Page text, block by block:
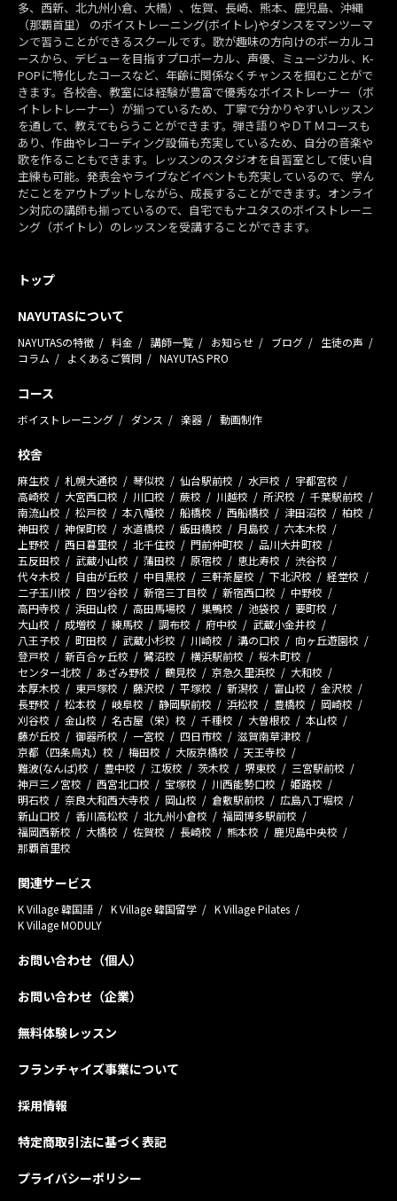
多、西新、北九州小倉、大橋）、佐賀、長崎、熊本、鹿児島、沖縄
（那覇首里） のボイストレーニング(ボイトレ)やダンスをマンツーマ
ンで習うことができるスクールです。歌が趣味の方向けのボーカルコ
ースから、デビューを目指すプロボーカル、声優、ミュージカル、K-
POPに特化したコースなど、年齢に関係なくチャンスを掴むことがで
きます。各校舎、教室には経験が豊富で優秀なボイストレーナー（ボ
イトレトレーナー）が揃っているため、丁寧で分かりやすいレッスン
を通して、教えてもらうことができます。弾き語りやＤＴＭコースも
あり、作曲やレコーディング設備も充実しているため、自分の音楽や
歌を作ることもできます。レッスンのスタジオを自習室として使い自
主練も可能。発表会やライブなどイベントも充実しているので、学ん
だことをアウトプットしながら、成長することができます。オンライ
ン対応の講師も揃っているので、自宅でもナユタスのボイストレーニ
ング（ボイトレ）のレッスンを受講することができます。
トップ
NAYUTASについて
NAYUTASの特徴 料金 講師一覧 お知らせ ブログ
生徒の声
コラム
よくあるご質問 NAYUTAS PRO
コース
ボイストレーニング ダンス 楽器 動画制作
校舎
麻生校 札幌大通校 琴似校 仙台駅前校 水戸校
宇都宮校
高崎校
大宮西口校 川口校 蕨校 川越校 所沢校
千葉駅前校
南流山校
松戸校 本八幡校 船橋校 西船橋校 津田沼校
柏校
神田校
神保町校 水道橋校 飯田橋校 月島校
六本木校
上野校
西日暮里校 北千住校 門前仲町校
品川大井町校
五反田校
武蔵小山校 蒲田校 原宿校 恵比寿校
渋谷校
代々木校
自由が丘校 中目黒校 三軒茶屋校 下北沢校
経堂校
二子玉川校
四ツ谷校 新宿三丁目校 新宿西口校
中野校
高円寺校
浜田山校 高田馬場校 巣鴨校 池袋校
要町校
大山校
成増校 練馬校 調布校 府中校
武蔵小金井校
八王子校
町田校 武蔵小杉校 川崎校 溝の口校
向ヶ丘遊園校
登戸校
新百合ヶ丘校 鷺沼校 横浜駅前校
桜木町校
センター北校
あざみ野校 鶴見校 京急久里浜校
大和校
本厚木校
東戸塚校 藤沢校 平塚校 新潟校 富山校
金沢校
長野校
松本校 岐阜校 静岡駅前校 浜松校 豊橋校
岡崎校
刈谷校
金山校 名古屋（栄）校 千種校 大曽根校
本山校
藤が丘校
御器所校 一宮校 四日市校
滋賀南草津校
京都（四条烏丸）校
梅田校 大阪京橋校
天王寺校
難波(なんば)校
豊中校 江坂校 茨木校 堺東校
三宮駅前校
神戸三ノ宮校
西宮北口校 宝塚校 川西能勢口校
姫路校
明石校
奈良大和西大寺校 岡山校 倉敷駅前校
広島八丁堀校
新山口校
香川高松校 北九州小倉校
福岡博多駅前校
福岡西新校
大橋校 佐賀校 長崎校 熊本校
鹿児島中央校
那覇首里校
関連サービス
K Village 韓国語 K Village 韓国留学
K Village Pilates
K Village MODULY
お問い合わせ（個人）
お問い合わせ（企業）
無料体験レッスン
フランチャイズ事業について
採用情報
特定商取引法に基づく表記
プライバシーポリシー